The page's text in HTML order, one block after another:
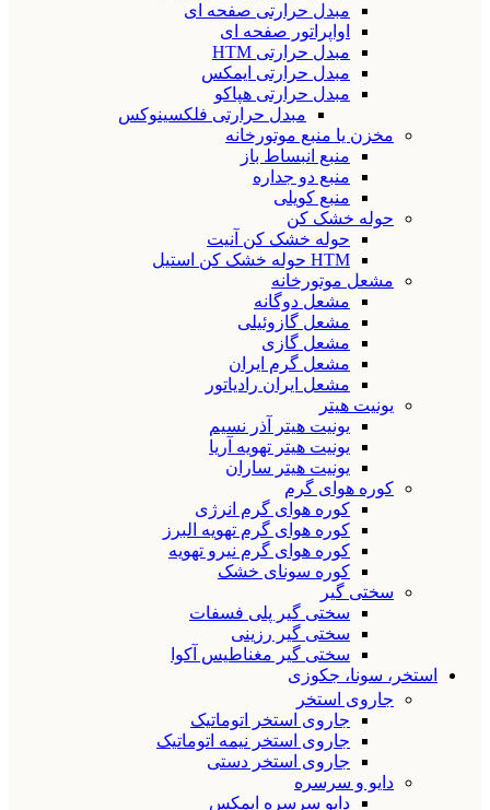
مبدل حرارتی صفحه ای
اواپراتور صفحه ای
مبدل حرارتی HTM
مبدل حرارتی ایمکس
مبدل حرارتی هپاکو
مبدل حرارتی فلکسینوکس
مخزن یا منبع موتورخانه
منبع انبساط باز
منبع دو جداره
منبع کویلی
حوله خشک کن
حوله خشک کن آنیت
HTM حوله خشک کن استیل
مشعل موتورخانه
مشعل دوگانه
مشعل گازوئیلی
مشعل گازی
مشعل گرم ایران
مشعل ایران رادیاتور
یونیت هیتر
یونیت هیتر آذر نسیم
یونیت هیتر تهویه آریا
یونیت هیتر ساران
کوره هوای گرم
کوره هوای گرم انرژی
کوره هوای گرم تهویه البرز
کوره هوای گرم نیرو تهویه
کوره سونای خشک
سختی گیر
سختی گیر پلی فسفات
سختی گیر رزینی
سختی گیر مغناطیس آکوا
استخر، سونا، جکوزی
جاروی استخر
جاروی استخر اتوماتیک
جاروی استخر نیمه اتوماتیک
جاروی استخر دستی
دایو و سرسره
دایو سرسره ایمکس